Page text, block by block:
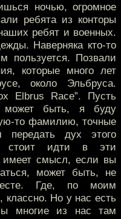
ночью, огромное
ребята из конторы
ребят и военных.
Наверняка кто-то
пользуется. Позвали
которые много лет
около Эльбруса.
Elbrus Race”. Пусть
может быть, я буду
то фамилию, точные
дух этого
стоит идти в эти
имеет смысл, если вы
может быть, не
Где, по моим
классно. Но у нас есть
многие из нас там